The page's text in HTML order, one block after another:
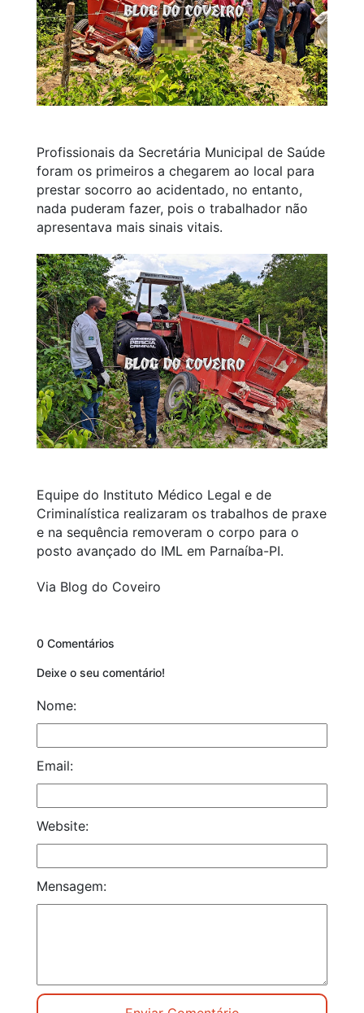
Profissionais da Secretária Municipal de Saúde
foram os primeiros a chegarem ao local para
prestar socorro ao acidentado, no entanto,
nada puderam fazer, pois o trabalhador não
apresentava mais sinais vitais.
Equipe do Instituto Médico Legal e de
Criminalística realizaram os trabalhos de praxe
e na sequência removeram o corpo para o
posto avançado do IML em Parnaíba-PI.
Via Blog do Coveiro
0 Comentários
Deixe o seu comentário!
Nome:
Email:
Website:
Mensagem: